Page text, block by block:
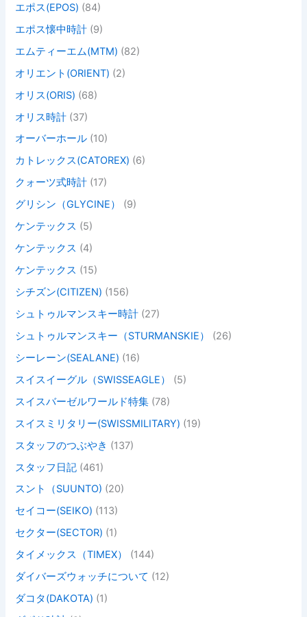
エポス(EPOS) (84)
エポス懐中時計 (9)
エムティーエム(MTM) (82)
オリエント(ORIENT) (2)
オリス(ORIS) (68)
オリス時計 (37)
オーバーホール (10)
カトレックス(CATOREX) (6)
クォーツ式時計 (17)
グリシン（GLYCINE）
(9)
ケンテックス (5)
ケンテックス (4)
ケンテックス (15)
シチズン(CITIZEN) (156)
シュトゥルマンスキー時計 (27)
シュトゥルマンスキー（STURMANSKIE）
(26)
シーレーン(SEALANE) (16)
スイスイーグル（SWISSEAGLE）
(5)
スイスバーゼルワールド特集 (78)
スイスミリタリー(SWISSMILITARY) (19)
スタッフのつぶやき (137)
スタッフ日記 (461)
スント（SUUNTO) (20)
セイコー(SEIKO) (113)
セクター(SECTOR) (1)
タイメックス（TIMEX）
(144)
ダイバーズウォッチについて (12)
ダコタ(DAKOTA) (1)